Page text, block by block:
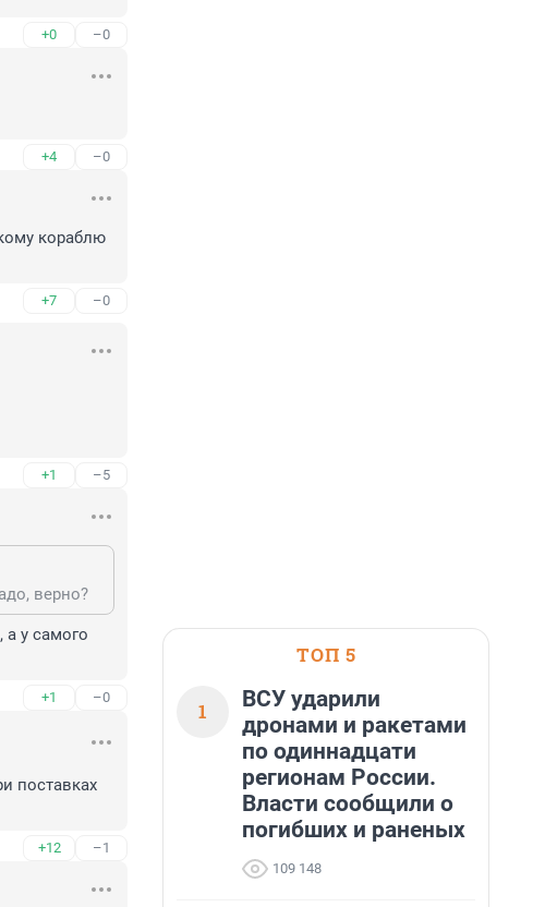
+0 –0
+4 –0
кораблю
+7 –0
+1 –5
верно?
а у самого
+1 –0
поставках
+12 –1
ТОП 5
1
ВСУ ударили
дронами и ракетами
по одиннадцати
регионам России.
Власти сообщили о
погибших и раненых
109 148